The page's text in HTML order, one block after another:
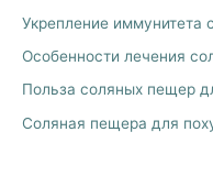
Укрепление
Особенности лечения
Польза соляных пещер
Соляная пещера для